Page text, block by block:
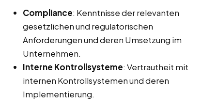
Compliance: Kenntnisse der relevanten
gesetzlichen und regulatorischen
Anforderungen und deren Umsetzung im
Unternehmen.
Interne Kontrollsysteme: Vertrautheit mit
internen Kontrollsystemen und deren
Implementierung.